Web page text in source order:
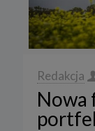
Redakcja
Nowa